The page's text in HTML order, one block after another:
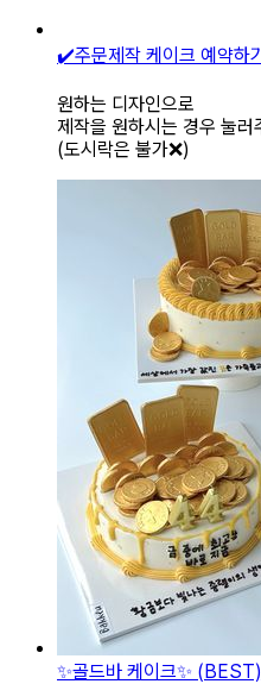
✔️주문제작 케이크 예약하
원하는 디자인으로
제작을 원하시는 경우 눌러
(도시락은 불가❌)
✨골드바 케이크✨ (BEST)